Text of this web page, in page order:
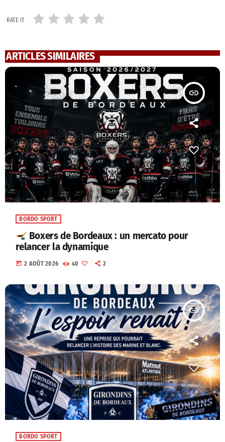
RATE IT
ARTICLES SIMILAIRES
insert_link
BORDO SPORT
Boxers de Bordeaux : un mercato pour
relancer la dynamique
today 2 AOÛT 2026 40 2
insert_link
BORDO SPORT